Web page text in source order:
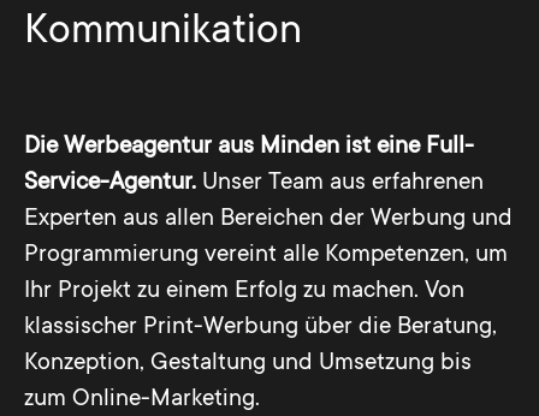
Kommunikation
Die Werbeagentur aus Minden ist eine Full-
Service-Agentur. Unser Team aus erfahrenen
Experten aus allen Bereichen der Werbung und
Programmierung vereint alle Kompetenzen, um
Ihr Projekt zu einem Erfolg zu machen. Von
klassischer Print-Werbung über die Beratung,
Konzeption, Gestaltung und Umsetzung bis
zum Online-Marketing.